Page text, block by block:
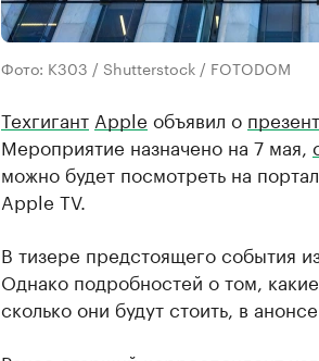
Фото: K303 / Shutterstock / FOTODOM
Техгигант Apple объявил о
Мероприятие назначено на 7 мая,
можно будет посмотреть на
Apple TV.
В тизере предстоящего события
Однако подробностей о том,
сколько они будут стоить, в